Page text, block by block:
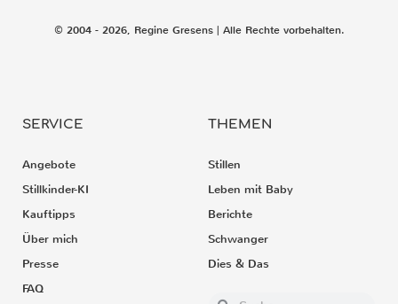
© 2004 - 2026, Regine Gresens | Alle Rechte vorbehalten.
SERVICE
Angebote
Stillkinder-KI
Kauftipps
Über mich
Presse
FAQ
THEMEN
Stillen
Leben mit Baby
Berichte
Schwanger
Dies & Das